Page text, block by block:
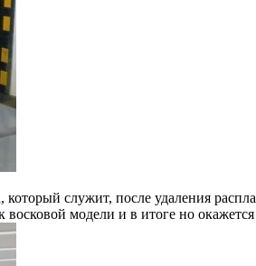
служит, после удаления
модели и в итоге но